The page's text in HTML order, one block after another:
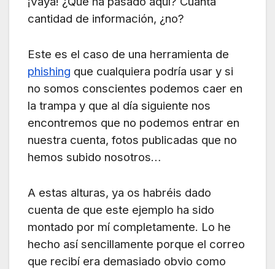
cantidad de información, ¿no?
Este es el caso de una herramienta de
phishing que cualquiera podría usar y si
no somos conscientes podemos caer en
la trampa y que al día siguiente nos
encontremos que no podemos entrar en
nuestra cuenta, fotos publicadas que no
hemos subido nosotros…
A estas alturas, ya os habréis dado
cuenta de que este ejemplo ha sido
montado por mí completamente. Lo he
hecho así sencillamente porque el correo
que recibí era demasiado obvio como